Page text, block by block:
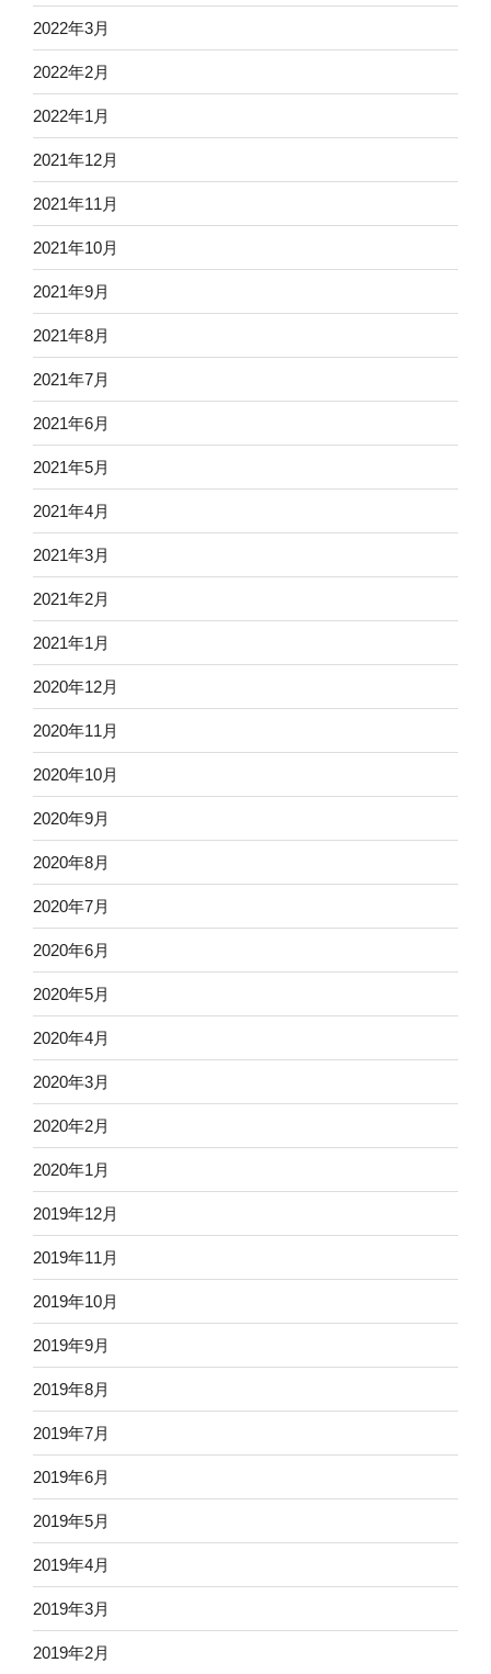
2022年3月
2022年2月
2022年1月
2021年12月
2021年11月
2021年10月
2021年9月
2021年8月
2021年7月
2021年6月
2021年5月
2021年4月
2021年3月
2021年2月
2021年1月
2020年12月
2020年11月
2020年10月
2020年9月
2020年8月
2020年7月
2020年6月
2020年5月
2020年4月
2020年3月
2020年2月
2020年1月
2019年12月
2019年11月
2019年10月
2019年9月
2019年8月
2019年7月
2019年6月
2019年5月
2019年4月
2019年3月
2019年2月